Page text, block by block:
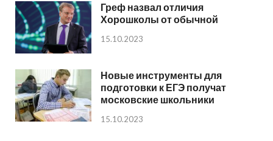
Греф назвал отличия
Хорошколы от обычной
15.10.2023
Новые инструменты для
подготовки к ЕГЭ получат
московские школьники
15.10.2023